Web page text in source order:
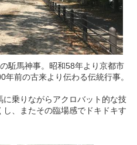
駈馬神事。昭和58年より京都市
前の古来より伝わる伝統行事。
乗りながらアクロバット的な技
、またその臨場感でドキドキす